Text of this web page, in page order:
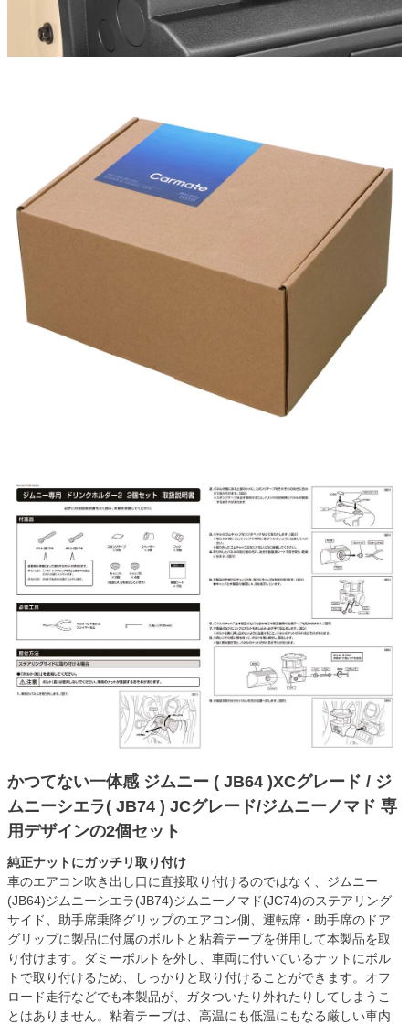
かつてない一体感 ジムニー ( JB64 )XCグレード / ジ
ムニーシエラ( JB74 ) JCグレード/ジムニーノマド 専
用デザインの2個セット
純正ナットにガッチリ取り付け
車のエアコン吹き出し口に直接取り付けるのではなく、ジムニー
(JB64)ジムニーシエラ(JB74)ジムニーノマド(JC74)のステアリング
サイド、助手席乗降グリップのエアコン側、運転席・助手席のドア
グリップに製品に付属のボルトと粘着テープを併用して本製品を取
り付けます。ダミーボルトを外し、車両に付いているナットにボル
トで取り付けるため、しっかりと取り付けることができます。オフ
ロード走行などでも本製品が、ガタついたり外れたりしてしまうこ
とはありません。粘着テープは、高温にも低温にもなる厳しい車内